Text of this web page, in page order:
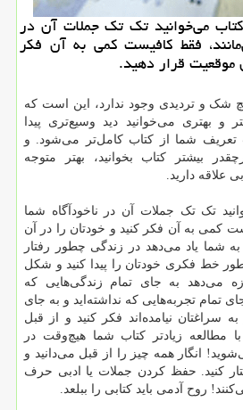
می‌خوانید تك تك جملات آن در
فقط كافیست كمی به آن فكر
موقعیت قرار دهید.
شک و تردیدی وجود ندارد، این است که
و بهتری می‌خوانید دید وسیع‌تری پیدا
تعریف شما از کتاب کامل‌تر می‌شود. و
بیشتر کتاب بخوانید، بهتر متوجه
علاقه دارید.
تک تک جملات آن در ناخودآگاه شما
کمی به آن فکر کنید و خودتان را در آن
شما یاد می‌دهد در زندگی چطور رفتار
خط فکری خودتان را پیدا کنید و شکل
می‌دهد به جای تمام زندگی‌هایی که
تمام تجربه‌هایی که نداشته‌اید و به جای
سراغتان نیامده‌اند فکر کنید و از قبل
مطالعه زیادتر کتاب‌ شما هیچ‌وقت در
انگار همه چیز را از قبل می‌دانید و
کنید. حفظ کردن جملات یا ادبی حرف
روح آدمی باید کتابی را ببلعد.